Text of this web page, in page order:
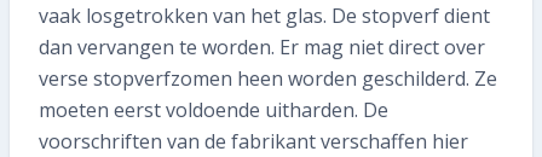
vaak losgetrokken van het glas. De stopverf dient
dan vervangen te worden. Er mag niet direct over
verse stopverfzomen heen worden geschilderd. Ze
moeten eerst voldoende uitharden. De
voorschriften van de fabrikant verschaffen hier